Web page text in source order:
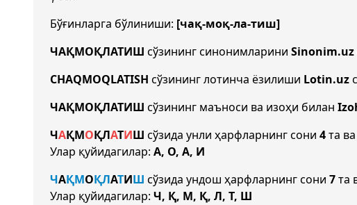
Бўғинларга бўлиниши: [чақ-моқ-ла-тиш]
ЧАҚМОҚЛАТИШ сўзининг синонимларини Sinonim.uz
CHAQMOQLATISH сўзининг лотинча ёзилиши Lotin.uz
ЧАҚМОҚЛАТИШ сўзининг маъноси ва изоҳи билан
ЧАҚМОҚЛАТИШ сўзида унли ҳарфларнинг сони 4та
Улар қуйидагилар: А, О, А, И
ЧАҚМОҚЛАТИШ сўзида ундош ҳарфларнинг сони 7та
Улар қуйидагилар: Ч, Қ, М, Қ, Л, Т, Ш